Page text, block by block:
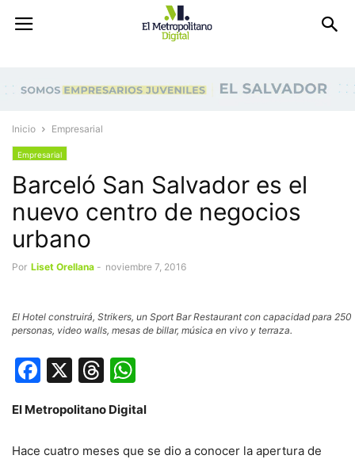
Inicio Empresarial
Empresarial
Barceló San Salvador es el
nuevo centro de negocios
urbano
Por Liset Orellana - noviembre 7, 2016
El Hotel construirá, Strikers, un Sport Bar Restaurant con capacidad para 250
personas, video walls, mesas de billar, música en vivo y terraza.
Facebook
X Threads
El Metropolitano Digital
Hace cuatro meses que se dio a conocer la apertura de